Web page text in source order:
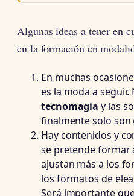
Algunas ideas a tener en
en la formación en
En muchas
es la moda a
tecnomagia y las
finalmente solo son
Hay contenidos y
se pretende formar
ajustan más a los
los formatos de
Será importante